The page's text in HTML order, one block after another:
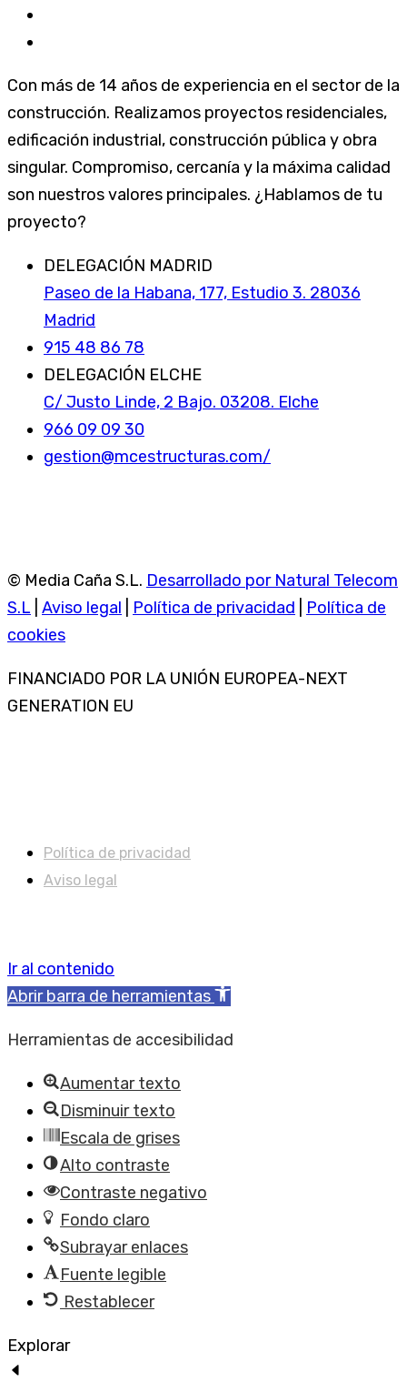
Con más de 14 años de experiencia en el sector de la
construcción. Realizamos proyectos residenciales,
edificación industrial, construcción pública y obra
singular. Compromiso, cercanía y la máxima calidad
son nuestros valores principales. ¿Hablamos de tu
proyecto?
DELEGACIÓN MADRID
Paseo de la Habana, 177, Estudio 3. 28036
Madrid
915 48 86 78
DELEGACIÓN ELCHE
C/ Justo Linde, 2 Bajo. 03208. Elche
966 09 09 30
gestion@mcestructuras.com/
© Media Caña S.L. Desarrollado por Natural Telecom
S.L Aviso legal Política de privacidad
Política de
cookies
FINANCIADO POR LA UNIÓN EUROPEA-NEXT
GENERATION EU
Política de privacidad
Aviso legal
Ir al contenido
Abrir barra de herramientas
Herramientas de accesibilidad
Aumentar texto
Disminuir texto
Escala de grises
Alto contraste
Contraste negativo
Fondo claro
Subrayar enlaces
Fuente legible
Restablecer
Explorar